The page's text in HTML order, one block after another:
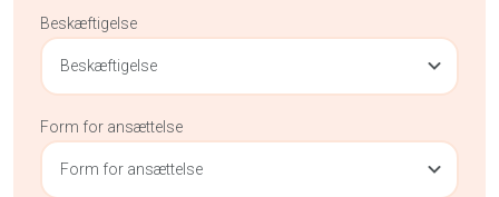
Beskæftigelse
Beskæftigelse
Form for ansættelse
Form for ansættelse